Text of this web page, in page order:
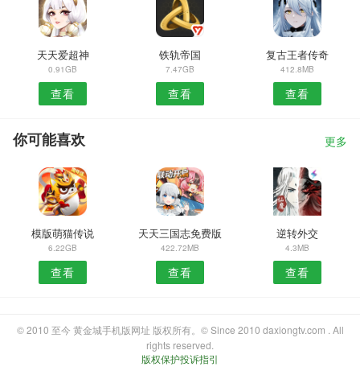
天天爱超神
0.91GB
查看
铁轨帝国
7.47GB
查看
复古王者传奇
412.8MB
查看
你可能喜欢 更多
模版萌猫传说
6.22GB
查看
天天三国志免费版
422.72MB
查看
逆转外交
4.3MB
查看
© 2010 至今 黄金城手机版网址 版权所有。© Since 2010 daxiongtv.com . All
rights reserved.
版权保护投诉指引